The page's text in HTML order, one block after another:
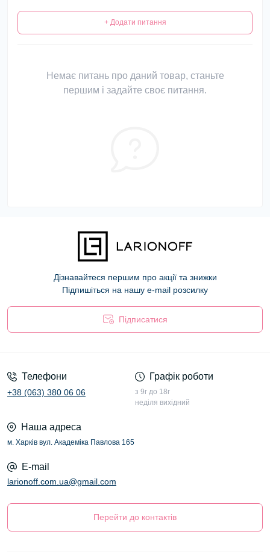
+ Додати питання
Немає питань про даний товар, станьте
першим і задайте своє питання.
Дізнавайтеся першим про акції та знижки
Підпишіться на нашу e-mail розсилку
Підписатися
Телефони
+38 (063) 380 06 06
Графік роботи
з 9г до 18г
неділя вихідний
Наша адреса
м. Харків вул. Академіка Павлова 165
E-mail
larionoff.com.ua@gmail.com
Перейти до контактів